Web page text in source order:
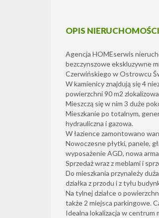
OPIS NIERUCHOMOŚCI
Agencja HOMEserwis
bezczynszowe ekskluzywne
Czerwińskiego w Ostrowcu
W kamienicy znajdują się 4
powierzchni 90 m2
Mieszczą się w nim 3 duże
Mieszkanie po totalnym,
hydrauliczna i gazowa.
W łazience zamontowano
Nowoczesne płytki, panele,
wyposażenie AGD, nowa
Sprzedaż wraz z meblami i
Do mieszkania przynależy
działka z przodu i z tyłu
Na tylnej działce o
także 2 miejsca parkingowe.
Idealna lokalizacja w centrum